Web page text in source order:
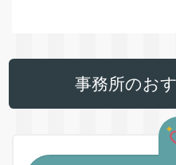
事務所のお